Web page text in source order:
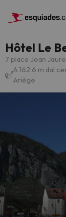
Hôtel Le
7 place Jean
A 162.6 m dal
Ariège